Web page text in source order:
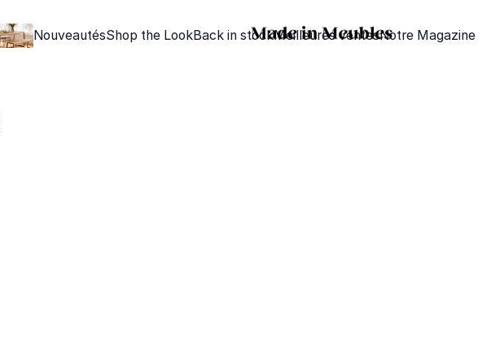
NouveautésShop the LookBack in stockMeilleures ventesNotre Magazine